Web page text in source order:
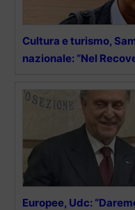
Cultura e turismo,
nazionale: “Nel
Europee, Udc: